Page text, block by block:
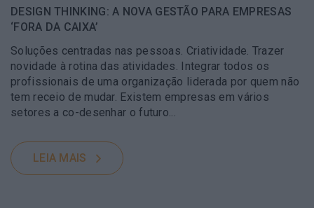
DESIGN THINKING: A NOVA GESTÃO PARA EMPRESAS
‘FORA DA CAIXA’
Soluções centradas nas pessoas. Criatividade. Trazer
novidade à rotina das atividades. Integrar todos os
profissionais de uma organização liderada por quem não
tem receio de mudar. Existem empresas em vários
setores a co-desenhar o futuro...
LEIA MAIS